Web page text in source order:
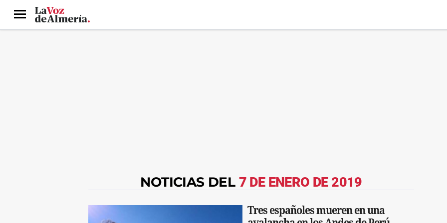
Menú
NOTICIAS DEL 7 DE ENERO DE 2019
Tres españoles mueren en una